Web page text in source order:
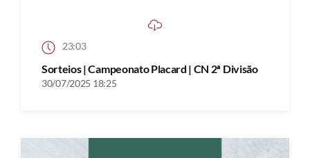
23:03
Sorteios | Campeonato Placard | CN 2ª Divisão
30/07/2025 18:25